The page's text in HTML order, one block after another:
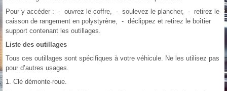
Pour y accéder : - ouvrez le coffre, - soulevez le plancher, - retirez le
caisson de rangement en polystyrène, - déclippez et retirez le boîtier
support contenant les outillages.
Liste des outillages
Tous ces outillages sont spécifiques à votre véhicule. Ne les utilisez pas
pour d’autres usages.
1. Clé démonte-roue.